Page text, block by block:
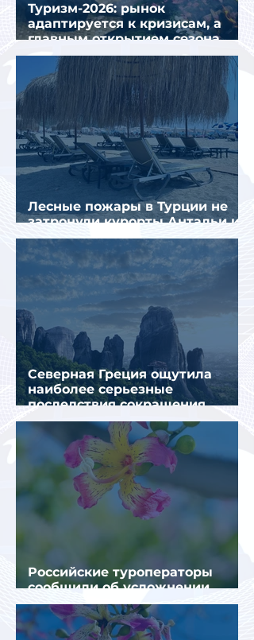
Туризм-2026: рынок
адаптируется к кризисам, а
главным открытием сезона
стал Вьетнам
Лесные пожары в Турции не
затронули курорты Антальи и
Муглы
Северная Греция ощутила
наиболее серьезные
последствия сокращения
турпотока из России
Российские туроператоры
сообщили об усложнении
получения виз в Грецию